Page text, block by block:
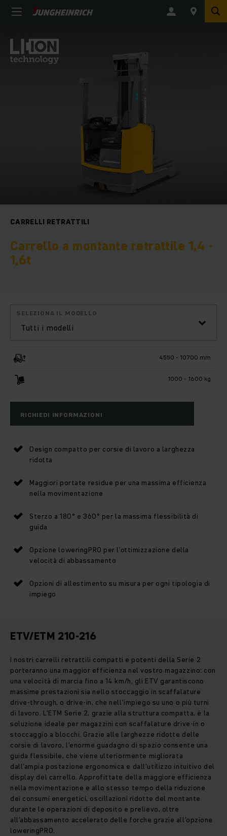
CARRELLI RETRATTILI
Carrello a montante retrattile 1,4 -
1,6t
Tutti i modelli
SELEZIONA IL MODELLO
4550 - 10700 mm
1000 - 1600 kg
RICHIEDI INFORMAZIONI
Design compatto per corsie di lavoro a larghezza
ridotta
Maggiori portate residue per una massima efficienza
nella movimentazione
Sterzo a 180° e 360° per la massima flessibilità di
guida
Opzione loweringPRO per l’ottimizzazione della
velocità di abbassamento
Opzioni di allestimento su misura per ogni tipologia di
impiego
ETV/ETM 210-216
I nostri carrelli retrattili compatti e potenti della Serie 2
porteranno una maggior efficienza nel vostro magazzino: con
una velocità di marcia fino a 14 km/h, gli ETV garantiscono
massime prestazioni sia nello stoccaggio in scaffalature
drive-through, o drive-in, che nell’impiego su uno o più turni
di lavoro. L'ETM Serie 2, grazie alla struttura compatta, è la
soluzione ideale per magazzini con scaffalature drive-in o
stoccaggio a blocchi. Grazie alle larghezze ridotte delle
corsie di lavoro, l’enorme guadagno di spazio consente una
guida flessibile, che viene ulteriormente migliorata
dall’ampia postazione ergonomica e dall'utilizzo intuitivo del
display del carrello. Approfittate della maggiore efficienza
nella movimentazione e allo stesso tempo della riduzione
dei consumi energetici, oscillazioni ridotte del montante
durante le operazioni di deposito e prelievo, oltre
all’abbassamento accelerato delle forche grazie all’opzione
loweringPRO.